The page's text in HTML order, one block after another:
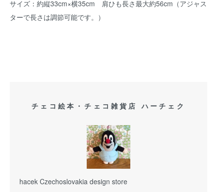
サイズ：約縦33cm×横35cm 肩ひも長さ最大約56cm（アジャス
ターで長さは調節可能です。）
チェコ絵本・チェコ雑貨店 ハーチェク
hacek Czechoslovakia design store